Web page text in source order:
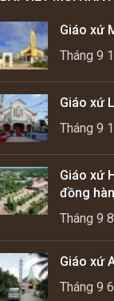
Giáo xứ
Tháng 9
Giáo xứ
Tháng 9
Giáo xứ
đồng
Tháng 9
Giáo xứ
Tháng 9